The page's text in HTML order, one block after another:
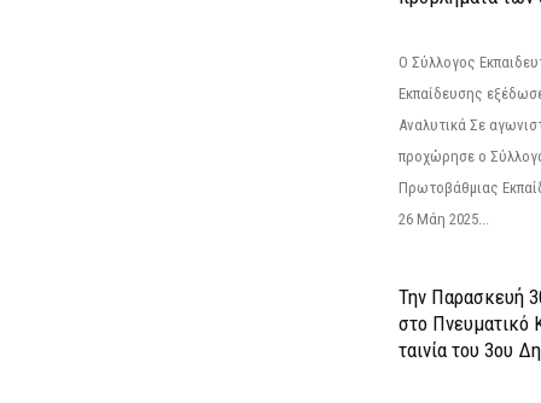
Ο Σύλλογος
Εκπαίδευσης
Αναλυτικά Σε
προχώρησε ο
Πρωτοβάθμιας
26 Μάη 2025...
Την Παρασκευή
στο Πνευματικό
ταινία του 3ου